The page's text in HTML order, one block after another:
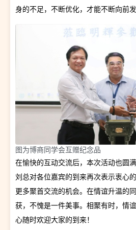
身的不足，不断优化，才能不断向前发
图为博商同学会互赠纪念品
在愉快的互动交流后，本次活动也圆
刘总对各位嘉宾的到来再次表示衷心
更多聚首交流的机会。在情谊升温的
获，不愧是一件美事。相聚有时，情
心随时欢迎大家的到来！